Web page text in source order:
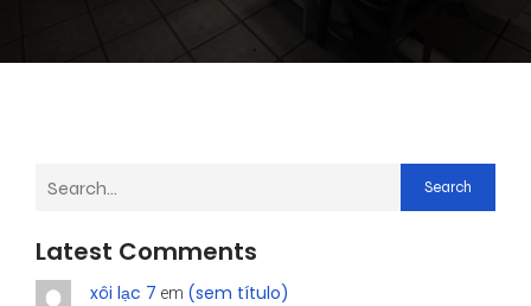
Search
Latest Comments
xôi lạc 7 em (sem título)